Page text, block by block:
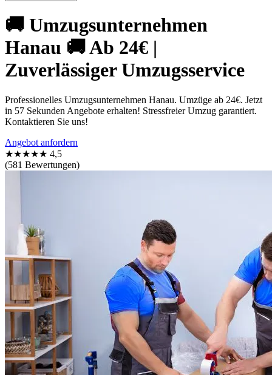
🚚 Umzugsunternehmen
Hanau 🚚 Ab 24€ |
Zuverlässiger Umzugsservice
Professionelles Umzugsunternehmen Hanau. Umzüge ab 24€. Jetzt
in 57 Sekunden Angebote erhalten! Stressfreier Umzug garantiert.
Kontaktieren Sie uns!
Angebot anfordern
★★★★★ 4,5
(581 Bewertungen)